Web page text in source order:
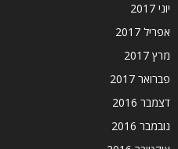
יוני 2017
אפריל 2017
מרץ 2017
פברואר 2017
דצמבר 2016
נובמבר 2016